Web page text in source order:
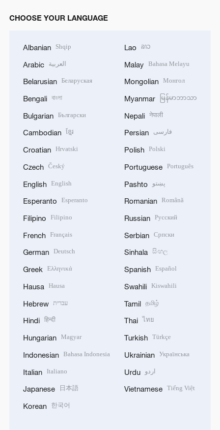
CHOOSE YOUR LANGUAGE
Albanian Shqip
Arabic العربية
Belarusian Беларуская
Bengali বাংলা
Bulgarian Български
Cambodian ខ្មែរ
Croatian Hrvatski
Czech Český
English English
Esperanto Esperanto
Filipino Filipino
French Français
German Deutsch
Greek Ελληνικά
Hausa Hausa
Hebrew עברית
Hindi हिन्दी
Hungarian Magyar
Indonesian Bahasa Indonesia
Italian Italiano
Japanese 日本語
Korean 한국어
Lao ລາວ
Malay Bahasa Melayu
Mongolian Монгол
Myanmar မြန်မာဘာသာ
Nepali नेपाली
Persian فارسی
Polish Polski
Portuguese Português
Pashto پښتو
Romanian Română
Russian Русский
Serbian Српски
Sinhala සිංහල
Spanish Español
Swahili Kiswahili
Tamil தமிழ்
Thai ไทย
Turkish Türkçe
Ukrainian Українська
Urdu اردو
Vietnamese Tiếng Việt